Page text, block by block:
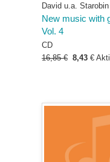
David u.a. Starobin
New music with
Vol. 4
CD
16,85 € 8,43 €